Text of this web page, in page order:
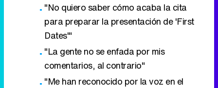
"No quiero saber cómo acaba la cita
para preparar la presentación de 'First
Dates'"
"La gente no se enfada por mis
comentarios, al contrario"
"Me han reconocido por la voz en el